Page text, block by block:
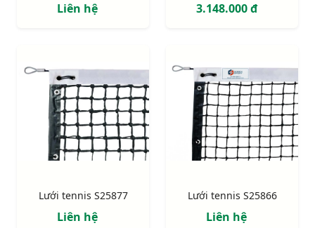
Liên hệ 3.148.000 đ
Lưới tennis S25877
Liên hệ
Lưới tennis S25866
Liên hệ